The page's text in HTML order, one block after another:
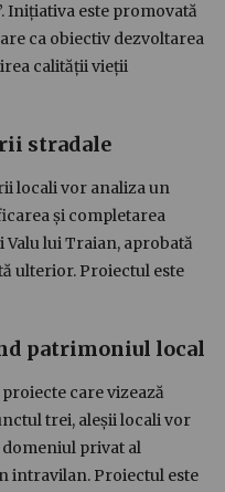
Inițiativa este promovată
ca obiectiv dezvoltarea
calității vieții
stradale
locali vor analiza un
și completarea
lui Traian, aprobată
ulterior. Proiectul este
patrimoniul local
care vizează
trei, aleșii locali vor
domeniul privat al
intravilan. Proiectul este